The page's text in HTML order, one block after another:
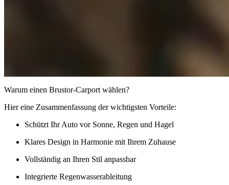
Warum einen Brustor-Carport wählen?
Hier eine Zusammenfassung der wichtigsten Vorteile:
Schützt Ihr Auto vor Sonne, Regen und Hagel
Klares Design in Harmonie mit Ihrem Zuhause
Vollständig an Ihren Stil anpassbar
Integrierte Regenwasserableitung